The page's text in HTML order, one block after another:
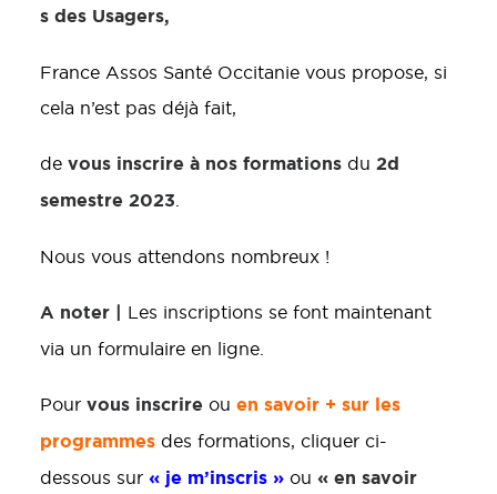
s des Usagers,
France Assos Santé Occitanie vous propose, si
cela n’est pas déjà fait,
de vous inscrire à nos formations du 2d
semestre 2023
Nous vous attendons nombreux !
A noter | Les inscriptions se font maintenant
via un formulaire en ligne.
Pour vous inscrire ou en savoir + sur les
programmes des formations, cliquer ci-
dessous sur « je m’inscris » ou « en savoir